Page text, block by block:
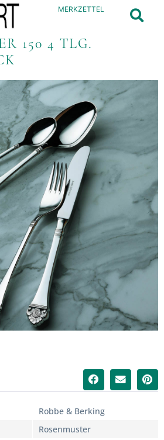
MERKZETTEL
150 4 TLG.
Robbe & Berking
Rosenmuster